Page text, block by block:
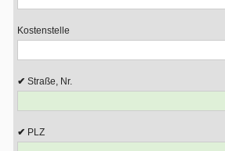
Kostenstelle
Straße, Nr.
PLZ